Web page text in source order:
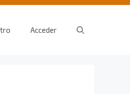
Acceder